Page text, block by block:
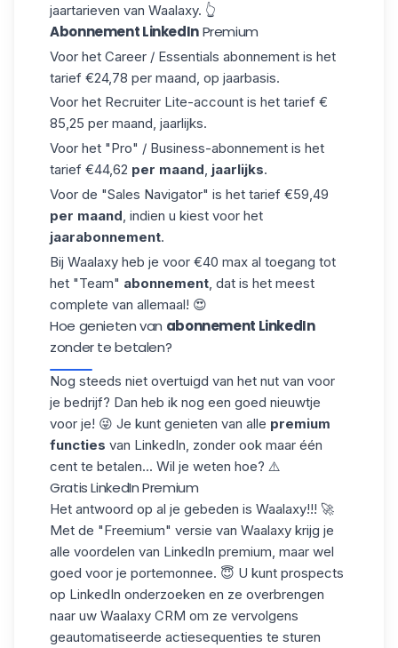
jaartarieven van Waalaxy. 👆
Abonnement LinkedInPremium
Voor het Career / Essentials abonnement is het
tarief €24,78 per maand, op jaarbasis.
Voor het Recruiter Lite-account is het tarief €
85,25 per maand, jaarlijks.
Voor het "Pro" / Business-abonnement is het
tarief €44,62 per maand, jaarlijks.
Voor de "Sales Navigator" is het tarief €59,49
per maand , indien u kiest voor het
jaarabonnement.
Bij Waalaxy heb je voor €40 max al toegang tot
het "Team" abonnement , dat is het meest
complete van allemaal! 😍
Hoe genieten van abonnement LinkedIn
zonder te betalen?
Nog steeds niet overtuigd van het nut van voor
je bedrijf? Dan heb ik nog een goed nieuwtje
voor je! 😜 Je kunt genieten van alle premium
functies van LinkedIn, zonder ook maar één
cent te betalen... Wil je weten hoe? ⚠️
Gratis LinkedIn Premium
Het antwoord op al je gebeden is Waalaxy!!! 🚀
Met de "Freemium" versie van Waalaxy krijg je
alle voordelen van LinkedIn premium, maar wel
goed voor je portemonnee. 😇 U kunt prospects
op LinkedIn onderzoeken en ze overbrengen
naar uw Waalaxy CRM om ze vervolgens
geautomatiseerde actiesequenties te sturen